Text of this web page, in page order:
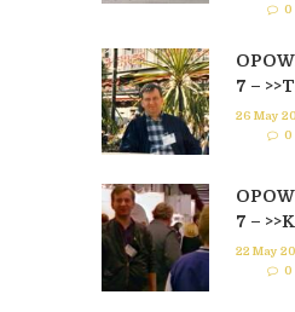
0
7 –
26 May
0
7 –
22 May
0